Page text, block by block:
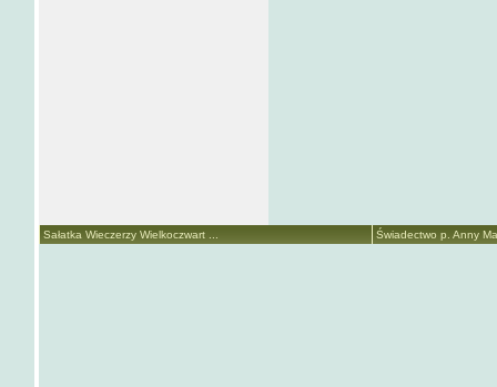
Sałatka Wieczerzy Wielkoczwart ... Świadectwo p. Anny